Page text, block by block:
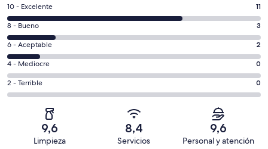
Evaluación:
10
-
Excelente.
11
de
16
opiniones
10 - Excelente 11
Evaluación:
8
-
Bueno.
3
de
opiniones
8 - Bueno 3
Evaluación:
6
-
Aceptable.
2
opiniones
6 - Aceptable 2
Evaluación:
4
-
4 - Mediocre 0
Evaluación:
2
2 - Terrible 0
9,6
Limpieza
8,4
Servicios
9,6
Personal y atención